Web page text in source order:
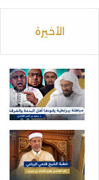
الأخيرة